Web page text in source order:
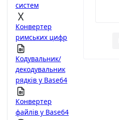
систем
Конвертер
римських цифр
Кодувальник/
декодувальник
рядків у Base64
Конвертер
файлів у Base64